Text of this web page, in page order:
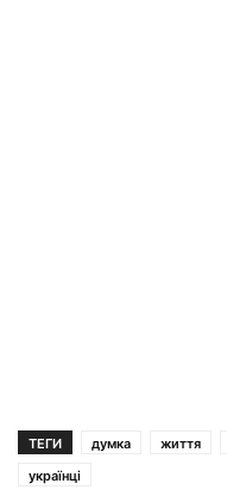
ТЕГИ думка життя
українці